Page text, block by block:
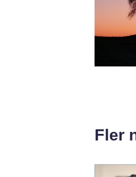
Fler